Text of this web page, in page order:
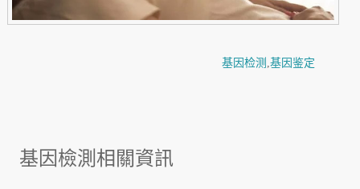
基因检测 基因鉴定
基因檢測相關資訊